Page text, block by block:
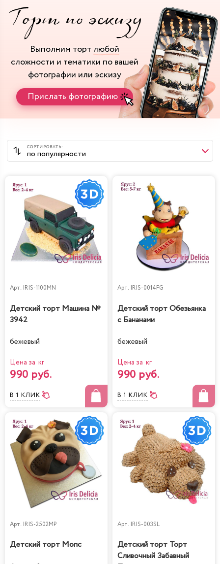
Выполним торт любой
сложности и тематики по вашей
фотографии или эскизу
Прислать фотографию
Арт. IRIS-1100MN
Детский торт Машина №
3942
бежевый
Цена за кг
990 руб.
В 1 КЛИК
Арт. IRIS-0014FG
Детский торт Обезьянка
с Бананами
бежевый
Цена за кг
990 руб.
В 1 КЛИК
Арт. IRIS-2502MP
Детский торт Мопс
Арт. IRIS-003SL
Детский торт Торт
Сливочный Забавный